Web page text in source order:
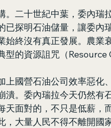
二十世紀中葉，委內瑞
已探明石油儲量，讓委內
始終沒有真正發展。農業
的資源詛咒（Resource
上國營石油公司效率惡化
。委內瑞拉今天仍然有
天面對的，不只是低薪，
大量人民不得不離開國家